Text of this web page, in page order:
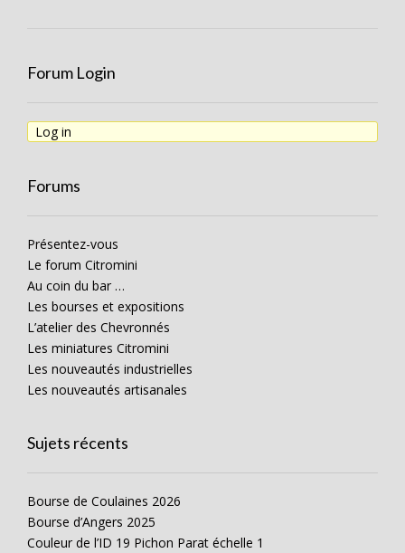
Forum Login
Log in
Forums
Présentez-vous
Le forum Citromini
Au coin du bar …
Les bourses et expositions
L’atelier des Chevronnés
Les miniatures Citromini
Les nouveautés industrielles
Les nouveautés artisanales
Sujets récents
Bourse de Coulaines 2026
Bourse d’Angers 2025
Couleur de l’ID 19 Pichon Parat échelle 1